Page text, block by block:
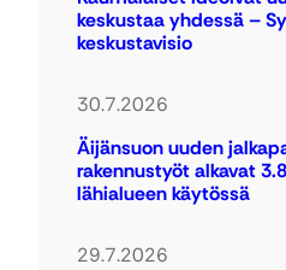
keskustaa yhdessä –
keskustavisio
30.7.2026
Äijänsuon uuden
rakennustyöt alkavat
lähialueen käytössä
29.7.2026